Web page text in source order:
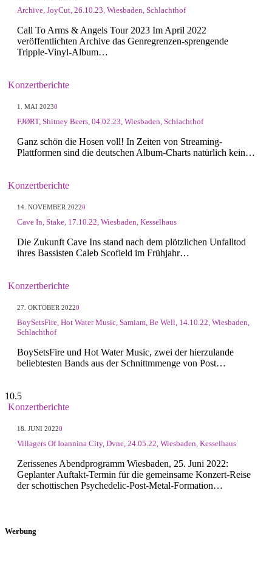
Archive, JoyCut, 26.10.23, Wiesbaden, Schlachthof
Call To Arms & Angels Tour 2023 Im April 2022
veröffentlichten Archive das Genregrenzen-sprengende
Tripple-Vinyl-Album…
Konzertberichte
1. MAI 20230
FJØRT, Shitney Beers, 04.02.23, Wiesbaden, Schlachthof
Ganz schön die Hosen voll! In Zeiten von Streaming-
Plattformen sind die deutschen Album-Charts natürlich kein…
Konzertberichte
14. NOVEMBER 20220
Cave In, Stake, 17.10.22, Wiesbaden, Kesselhaus
Die Zukunft Cave Ins stand nach dem plötzlichen Unfalltod
ihres Bassisten Caleb Scofield im Frühjahr…
Konzertberichte
27. OKTOBER 20220
BoySetsFire, Hot Water Music, Samiam, Be Well, 14.10.22, Wiesbaden,
Schlachthof
BoySetsFire und Hot Water Music, zwei der hierzulande
beliebtesten Bands aus der Schnittmmenge von Post…
10.5
Konzertberichte
18. JUNI 20220
Villagers Of Ioannina City, Dvne, 24.05.22, Wiesbaden, Kesselhaus
Zerissenes Abendprogramm Wiesbaden, 25. Juni 2022:
Geplanter Auftakt-Termin für die gemeinsame Konzert-Reise
der schottischen Psychedelic-Post-Metal-Formation…
Werbung